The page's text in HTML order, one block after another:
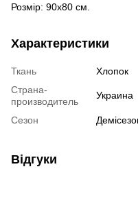
Розмір: 90х80 см.
Характеристики
Ткань
Хлопок
Страна-
производитель
Украина
Сезон
Відгуки